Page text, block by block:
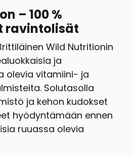
– 100 %
ravintolisät
Wild Nutritionin
ja
olevia vitamiini- ja
Solutasolla
ja kehon kudokset
hyödyntämään ennen
ruuassa olevia